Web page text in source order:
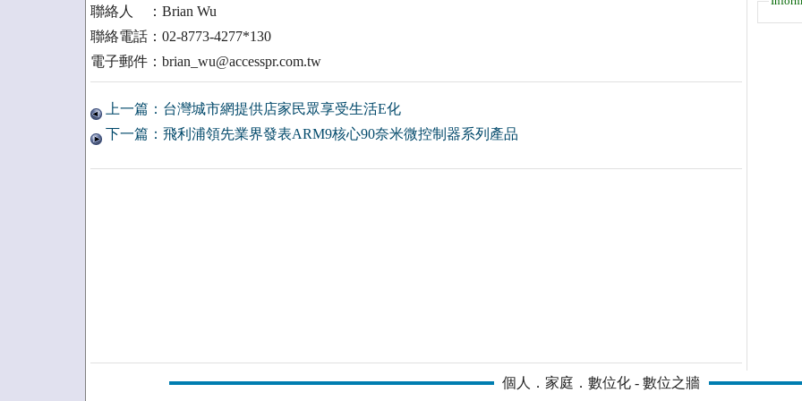
聯絡人 ：Brian Wu
聯絡電話：02-8773-4277*130
電子郵件：brian_wu@accesspr.com.tw
上一篇：台灣城市網提供店家民眾享受生活E化
下一篇：飛利浦領先業界發表ARM9核心90奈米微控制器系列產品
個人．家庭．數位化 - 數位之牆